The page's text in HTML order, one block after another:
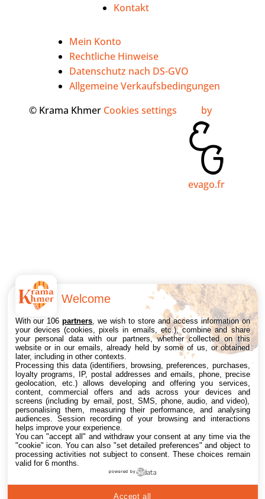
Kontakt
Mein Konto
Rechtliche Hinweise
Datenschutz nach DS-GVO
Allgemeine Verkaufsbedingungen
© Krama Khmer Cookies settings by
evago.fr
Welcome
With our 106partners , we wish to store and access information on
your devices (cookies, pixels in emails, etc.), combine and share
your personal data with our partners, whether collected on this
website or in our emails, already held by some of us, or obtained
later, including in other contexts.
Processing this data (identifiers, browsing, preferences, purchases,
loyalty programs, IP, postal addresses and emails, phone, precise
geolocation, etc.) allows developing and offering you services,
content, commercial offers and ads across your devices and
screens (including by email, post, SMS, phone, audio, and video),
personalising them, measuring their performance, and analysing
audiences. Session recording of your browsing and interactions
helps improve your experience.
You can "accept all" and withdraw your consent at any time via the
"cookie" icon . You can also "set detailed preferences" and object to
processing activities not subject to consent. These choices remain
valid for 6 months.
powered by
Accept all